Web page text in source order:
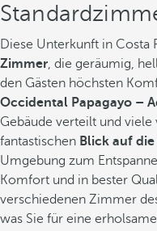
Diese Unterkunft in Costa
Zimmer, die geräumig,
den Gästen höchsten
Occidental Papagayo –
Gebäude verteilt und
fantastischen Blick auf
Umgebung zum
Komfort und in bester
verschiedenen Zimmer
was Sie für eine